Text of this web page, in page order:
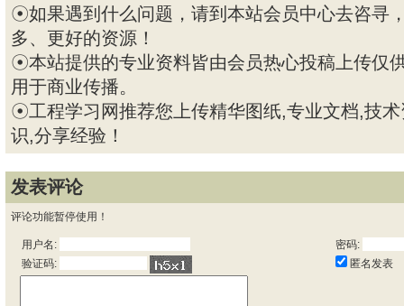
☉如果遇到什么问题，请到本站会员中心去咨寻
多、更好的资源！
☉本站提供的专业资料皆由会员热心投稿上传仅
用于商业传播。
☉工程学习网推荐您上传精华图纸,专业文档,技
识,分享经验！
发表评论
评论功能暂停使用！
用户名:
密码:
验证码:
匿名发表